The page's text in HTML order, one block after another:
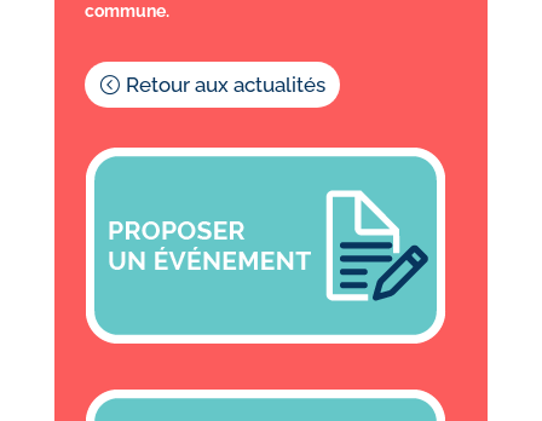
commune.
Retour aux actualités